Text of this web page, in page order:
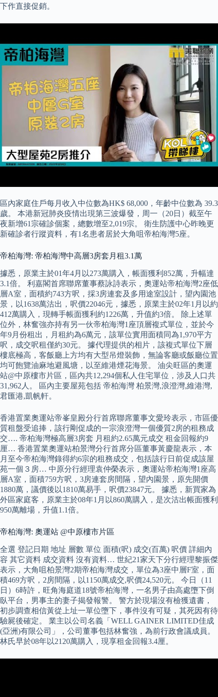
下作直接促銷。
區內家庭住戶每月收入中位數為HK$ 68,000，年齡中位數為 39.3
歲。 本港新冠肺炎疫情出現第三波爆發，周一（20日）截至午
夜新增61宗確診個案，總數增至2,019宗。 衛生防護中心昨晚更
新確診者行蹤資料，有1名患者居於大角咀帝柏海灣5座。
帝柏海灣: 帝柏海灣中高層3房套月租3.1萬
據悉，原業主於01年4月以273萬購入，帳面獲利852萬，升幅達
3.1倍。 利嘉閣首席聯席董事蔡詠詩表示，奧運站帝柏海灣2座低
層A室，面積約743方呎，採3房連套及多用途室設計，望內園池
景，以1638萬沽出，呎價22046元，據悉，原業主於02年1月以約
412萬購入，現轉手帳面獲利約1226萬，升值約3倍。 除上述單
位外，林奮強亦持有另一伙帝柏海灣1座頂層複式單位，並於今
年9月份租出，月租約為6萬元，該單位實用面積同為1,970平方
呎，成交呎租僅約30元。 據代理提供的相片，該複式單位下層
樓底極高，客飯廳上方均有大型吊燈裝飾，無論客廳或飯廳位置
均可飽覽油麻地避風塘，以至維港煙花海景。 油尖旺區的奧運
站@中原樓市片區，區內共12,294個私人住宅單位，涉及人口共
31,962人。 區內主要屋苑包括 帝柏海灣 柏景灣,浪澄灣,維港灣,
君匯港,凱帆軒。
香港置業奧運站帝峯皇殿分行首席聯席董事文愛玲表示，市區優
質租盤受追捧，該行剛促成的一宗浪澄灣一個優質2房的租務成
交…. 帝柏海灣極高層3房套 月租約2.65萬元成交 租金回報約9
厘… 香港置業奧運站柏景灣分行首席分區董事黃慶龍表示，本
月至今帝柏海灣錄得約6宗的租務成交，包括該行日前促成該屋
苑一個３房… 中原分行經理袁仲榮表示，奧運站帝柏海灣1座高
層A室，面積759方呎，3房連套房間隔，望內園景，原先開價
1880萬，議價後以1810萬易手，呎價23847元。 據悉，新買家為
外區家庭客，原業主於08年1月以860萬購入，是次沽出帳面獲利
950萬離場，升值1.1倍。
帝柏海灣: 奧運站 @中原樓市片區
全選 登記日期 地址 層數 單位 面積(呎) 成交(百萬) 呎價 詳細內
容 其它資料 成交資料 沒有資料… 世紀21家天下分行經理黎振傑
表示，大角咀柏景灣2期帝柏海灣成交，單位為3座中層F室，面
積469方呎，2房間隔，以1150萬成交,呎價24,520元。 今日（11
日）6時許，旺角海庭道18號帝柏海灣，一名男子由高處墮下倒
臥平台，男事主的妻子揭發報警。 警方於現場沒有檢獲遺書，
初步調查相信黃從上址一單位墮下，事件沒有可疑，其死因有待
驗屍後確定。 業主以公司名義「WELL GAINER LIMITED佳成
(亞洲)有限公司」，公司董事包括林奮強，為前行政會議成員。
林氏早於08年以2120萬購入，現享租金回報3.4厘。